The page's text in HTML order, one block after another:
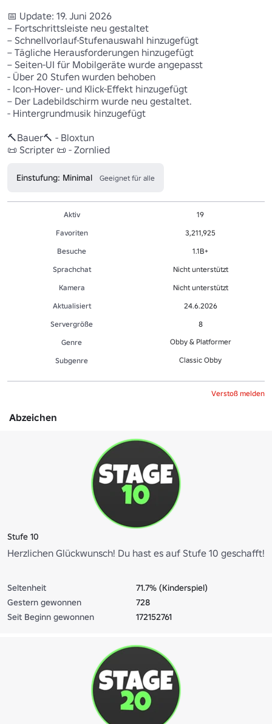
📅 Update: 19. Juni 2026
– Fortschrittsleiste neu gestaltet
– Schnellvorlauf-Stufenauswahl hinzugefügt
– Tägliche Herausforderungen hinzugefügt
– Seiten-UI für Mobilgeräte wurde angepasst
- Über 20 Stufen wurden behoben
- Icon-Hover- und Klick-Effekt hinzugefügt
– Der Ladebildschirm wurde neu gestaltet.
- Hintergrundmusik hinzugefügt
🔨Bauer🔨 - Bloxtun
📜 Scripter 📜 - Zornlied
Einstufung: Minimal Geeignet für alle
Aktiv
19
Favoriten
3,211,925
Besuche
1.1B+
Sprachchat
Nicht unterstützt
Kamera
Nicht unterstützt
Aktualisiert
24.6.2026
Servergröße
8
Genre
Obby & Platformer
Sub­gen­re Classic Obby
Verstoß melden
Abzeichen
Stufe 10
Herzlichen Glückwunsch! Du hast es auf Stufe 10 geschafft!
Seltenheit
71.7% (Kinderspiel)
Gestern gewonnen
728
Seit Beginn gewonnen
172152761